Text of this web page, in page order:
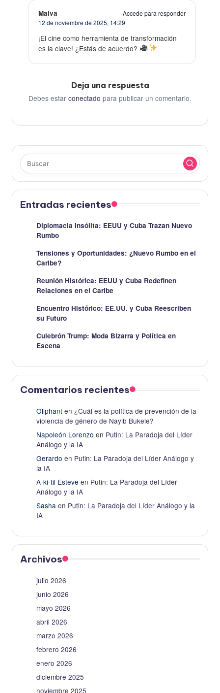
Malva
Accede para responder
12 de noviembre de 2025, 14:29
¡El cine como herramienta de transformación
es la clave! ¿Estás de acuerdo?
Deja una respuesta
Debes estar conectado para publicar un comentario.
Entradas recientes
Diplomacia Insólita: EEUU y Cuba Trazan Nuevo
Rumbo
Tensiones y Oportunidades: ¿Nuevo Rumbo en el
Caribe?
Reunión Histórica: EEUU y Cuba Redefinen
Relaciones en el Caribe
Encuentro Histórico: EE.UU. y Cuba Reescriben
su Futuro
Culebrón Trump: Moda Bizarra y Política en
Escena
Comentarios recientes
Oliphant en ¿Cuál es la política de prevención de la
violencia de género de Nayib Bukele?
Napoleón Lorenzo en Putin: La Paradoja del Líder
Análogo y la IA
Gerardo en Putin: La Paradoja del Líder Análogo y
la IA
A-ki-til Esteve en Putin: La Paradoja del Líder
Análogo y la IA
Sasha en Putin: La Paradoja del Líder Análogo y la
IA
Archivos
julio 2026
junio 2026
mayo 2026
abril 2026
marzo 2026
febrero 2026
enero 2026
diciembre 2025
noviembre 2025